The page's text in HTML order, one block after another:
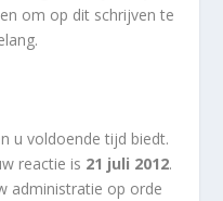
om op dit schrijven te
u voldoende tijd biedt.
reactie is 21 juli 2012.
administratie op orde